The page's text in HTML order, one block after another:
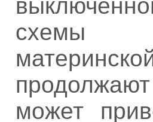
схемы
может